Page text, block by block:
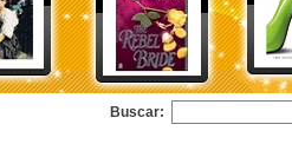
Buscar: